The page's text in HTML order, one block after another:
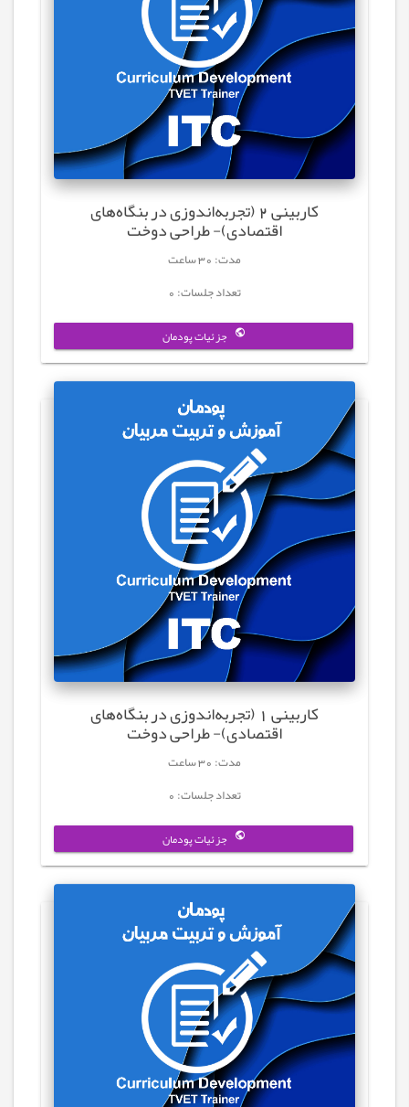
کاربینی 2 (تجربه‌اندوزی در بنگاه‌های
اقتصادی)- طراحی دوخت
مدت: 30 ساعت
تعداد جلسات: 0
جزئیات پودمان
کاربینی 1 (تجربه‌اندوزی در بنگاه‌های
اقتصادی)- طراحی دوخت
مدت: 30 ساعت
تعداد جلسات: 0
جزئیات پودمان